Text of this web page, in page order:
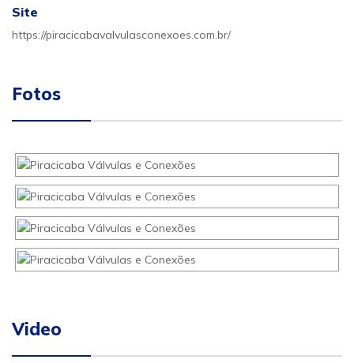
Site
https://piracicabavalvulasconexoes.com.br/
Fotos
Video